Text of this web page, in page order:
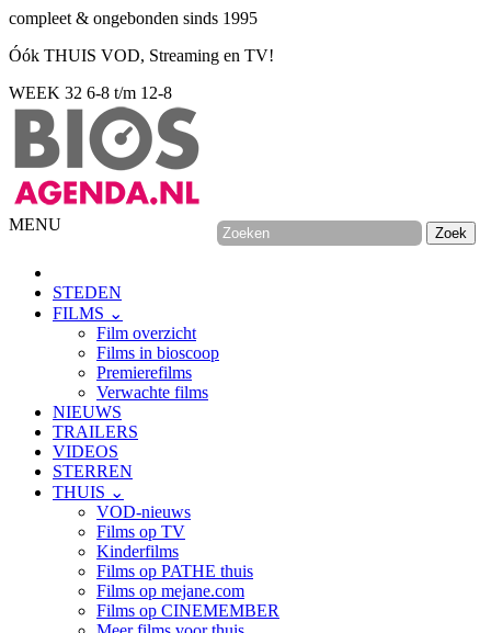
compleet & ongebonden sinds 1995
Óók THUIS VOD, Streaming en TV!
WEEK 32 6-8 t/m 12-8
MENU
STEDEN
FILMS ⌄
Film overzicht
Films in bioscoop
Premierefilms
Verwachte films
NIEUWS
TRAILERS
VIDEOS
STERREN
THUIS ⌄
VOD-nieuws
Films op TV
Kinderfilms
Films op PATHE thuis
Films op mejane.com
Films op CINEMEMBER